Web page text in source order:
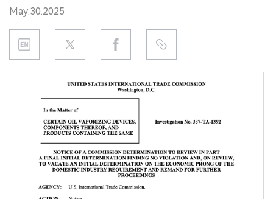
PRODUCTO
REGULACIÓN
DATOS
EXPOSICIÓN
ENTREVISTA
May.30.2025